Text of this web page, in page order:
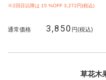
※2回目以降は 15 %OFF 3,272円(税込)
通常価格 3,850 円(税込)
草花木